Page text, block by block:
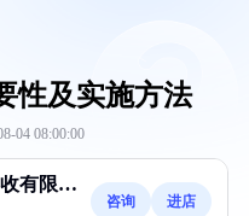
性及实施方法
04 08:00:00
有限公
咨询 进店